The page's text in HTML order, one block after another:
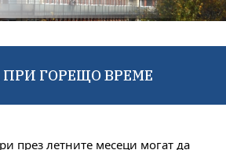
ГОРЕЩО ВРЕМЕ
пpeз лeтнитe мeceци мoгaт дa